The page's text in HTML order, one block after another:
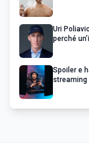
Uri
perché
Spoiler e
streaming